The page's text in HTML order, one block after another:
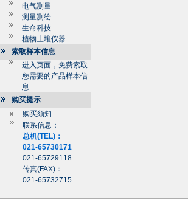
电气测量
测量测绘
生命科技
植物土壤仪器
索取样本信息
进入页面，免费索取
您需要的产品样本信
息
购买提示
购买须知
联系信息：
总机(TEL)：
021-65730171
021-65729118
传真(FAX)：
021-65732715